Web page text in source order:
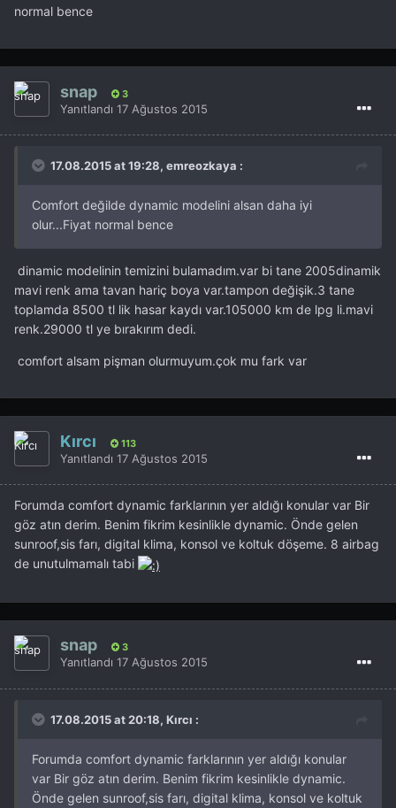
normal bence
snap 3
Yanıtlandı 17 Ağustos 2015
17.08.2015 at 19:28, emreozkaya :
Comfort değilde dynamic modelini alsan daha iyi
olur...Fiyat normal bence
dinamic modelinin temizini bulamadım.var bi tane 2005dinamik
mavi renk ama tavan hariç boya var.tampon değişik.3 tane
toplamda 8500 tl lik hasar kaydı var.105000 km de lpg li.mavi
renk.29000 tl ye bırakırım dedi.
comfort alsam pişman olurmuyum.çok mu fark var
Kırcı 113
Yanıtlandı 17 Ağustos 2015
Forumda comfort dynamic farklarının yer aldığı konular var Bir
göz atın derim. Benim fikrim kesinlikle dynamic. Önde gelen
sunroof,sis farı, digital klima, konsol ve koltuk döşeme. 8 airbag
de unutulmamalı tabi
snap 3
Yanıtlandı 17 Ağustos 2015
17.08.2015 at 20:18, Kırcı :
Forumda comfort dynamic farklarının yer aldığı konular
var Bir göz atın derim. Benim fikrim kesinlikle dynamic.
Önde gelen sunroof,sis farı, digital klima, konsol ve koltuk